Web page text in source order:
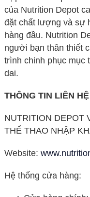
của Nutrition Depot
đặt chất lượng và sự
hàng đầu. Nutrition
người bạn thân thiết
trình chinh phục mục
dai.
THÔNG TIN LIÊN
NUTRITION DEPOT
THỂ THAO NHẬP
Website:
Hệ thống cửa hàng: